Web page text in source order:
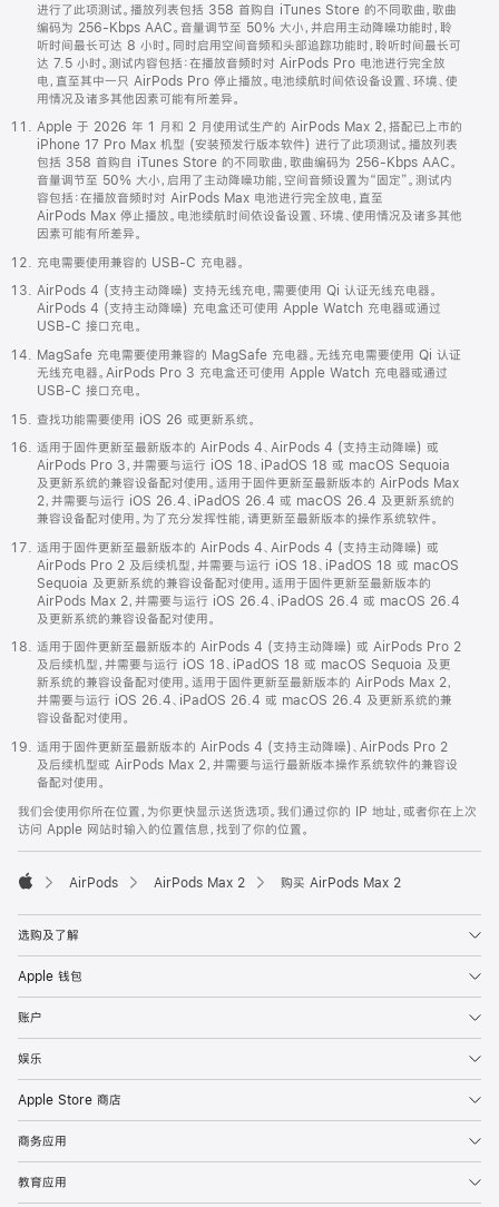
进行了此项测试。播放列表包括 358 首购自 iTunes Store 的不同歌曲，歌曲
编码为 256-Kbps AAC。音量调节至 50% 大小，并启用主动降噪功能时，聆
听时间最长可达 8 小时。同时启用空间音频和头部追踪功能时，聆听时间最长可
达 7.5 小时。测试内容包括：在播放音频时对 AirPods Pro 电池进行完全放
电，直至其中一只 AirPods Pro 停止播放。电池续航时间依设备设置、环境、使
用情况及诸多其他因素可能有所差异。
Apple 于 2026 年 1 月和 2 月使用试生产的 AirPods Max 2，搭配已上市的
iPhone 17 Pro Max 机型 (安装预发行版本软件) 进行了此项测试。播放列表
包括 358 首购自 iTunes Store 的不同歌曲，歌曲编码为 256-Kbps AAC。
音量调节至 50% 大小，启用了主动降噪功能，空间音频设置为“固定”。测试内
容包括：在播放音频时对 AirPods Max 电池进行完全放电，直至
AirPods Max 停止播放。电池续航时间依设备设置、环境、使用情况及诸多其他
因素可能有所差异。
充电需要使用兼容的 USB-C 充电器。
AirPods 4 (支持主动降噪) 支持无线充电，需要使用 Qi 认证无线充电器。
AirPods 4 (支持主动降噪) 充电盒还可使用 Apple Watch 充电器或通过
USB-C 接口充电。
MagSafe 充电需要使用兼容的 MagSafe 充电器。无线充电需要使用 Qi 认证
无线充电器。AirPods Pro 3 充电盒还可使用 Apple Watch 充电器或通过
USB-C 接口充电。
查找功能需要使用 iOS 26 或更新系统。
适用于固件更新至最新版本的 AirPods 4、AirPods 4 (支持主动降噪) 或
AirPods Pro 3，并需要与运行 iOS 18、iPadOS 18 或 macOS Sequoia
及更新系统的兼容设备配对使用。适用于固件更新至最新版本的 AirPods Max
2，并需要与运行 iOS 26.4、iPadOS 26.4 或 macOS 26.4 及更新系统的
兼容设备配对使用。为了充分发挥性能，请更新至最新版本的操作系统软件。
适用于固件更新至最新版本的 AirPods 4、AirPods 4 (支持主动降噪) 或
AirPods Pro 2 及后续机型，并需要与运行 iOS 18、iPadOS 18 或 macOS
Sequoia 及更新系统的兼容设备配对使用。适用于固件更新至最新版本的
AirPods Max 2，并需要与运行 iOS 26.4、iPadOS 26.4 或 macOS 26.4
及更新系统的兼容设备配对使用。
适用于固件更新至最新版本的 AirPods 4 (支持主动降噪) 或 AirPods Pro 2
及后续机型，并需要与运行 iOS 18、iPadOS 18 或 macOS Sequoia 及更
新系统的兼容设备配对使用。适用于固件更新至最新版本的 AirPods Max 2，
并需要与运行 iOS 26.4、iPadOS 26.4 或 macOS 26.4 及更新系统的兼
容设备配对使用。
适用于固件更新至最新版本的 AirPods 4 (支持主动降噪)、AirPods Pro 2
及后续机型或 AirPods Max 2，并需要与运行最新版本操作系统软件的兼容设
备配对使用。
我们会使用你所在位置，为你更快显示送货选项。我们通过你的 IP 地址，或者你在上次
访问 Apple 网站时输入的位置信息，找到了你的位置。
AirPods AirPods Max 2 购买 AirPods Max 2
选购及了解
Apple 钱包
账户
娱乐
Apple Store 商店
商务应用
教育应用